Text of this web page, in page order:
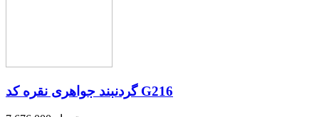
گردنبند جواهری نقره کد G216